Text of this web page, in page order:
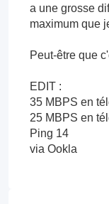
a une grosse
maximum que
Peut-être que
EDIT :
35 MBPS en
25 MBPS en
Ping 14
via Ookla